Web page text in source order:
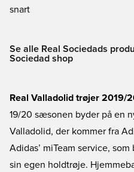
snart
Se alle Real Sociedads
Sociedad shop
Real Valladolid trøjer 2019/
19/20 sæsonen byder på en
Valladolid, der kommer fra
Adidas’ miTeam service,
sin egen holdtrøje.